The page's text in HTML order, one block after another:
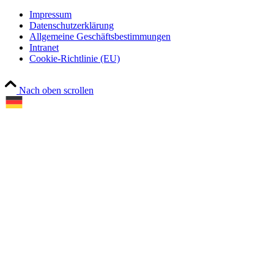
Impressum
Datenschutzerklärung
Allgemeine Geschäftsbestimmungen
Intranet
Cookie-Richtlinie (EU)
Nach oben scrollen